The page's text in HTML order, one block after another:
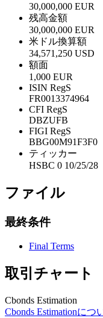
30,000,000 EUR
残高金額
30,000,000 EUR
米ドル換算額
34,571,250 USD
額面
1,000 EUR
ISIN RegS
FR0013374964
CFI RegS
DBZUFB
FIGI RegS
BBG00M91F3F0
ティッカー
HSBC 0 10/25/28
ファイル
最終条件
Final Terms
取引チャート
Cbonds Estimation
Cbonds Estimationにつ